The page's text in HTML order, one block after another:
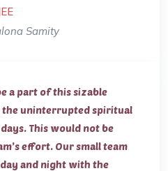
Samity
a part of this sizable
the uninterrupted spiritual
This would not be
effort. Our small team
and night with the